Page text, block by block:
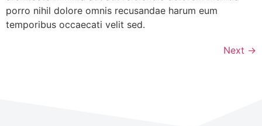
porro nihil dolore omnis recusandae harum eum
temporibus occaecati velit sed.
Next →